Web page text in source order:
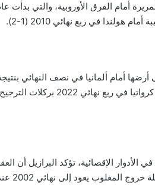
الإقصائية، تؤكد البرازيل أن
مستمرة،